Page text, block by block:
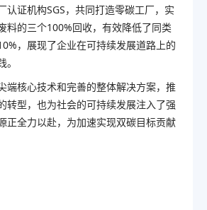
认证机构SGS，共同打造零碳工厂，实
料的三个100%回收，有效降低了同类
，展现了企业在可持续发展道路上的
端核心技术和完善的整体解决方案，推
转型，也为社会的可持续发展注入了强
正全力以赴，为加速实现双碳目标贡献